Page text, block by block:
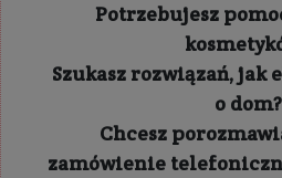
Potrzebujesz
Szukasz rozwiązań, jak
o dom?
Chcesz
zamówienie